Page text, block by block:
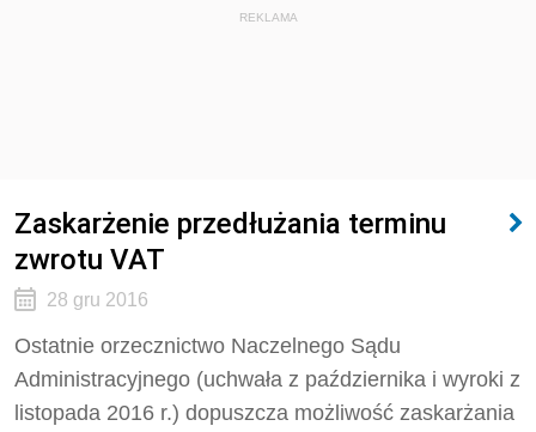
REKLAMA
Zaskarżenie przedłużania terminu
zwrotu VAT
28 gru 2016
Ostatnie orzecznictwo Naczelnego Sądu
Administracyjnego (uchwała z października i wyroki z
listopada 2016 r.) dopuszcza możliwość zaskarżania